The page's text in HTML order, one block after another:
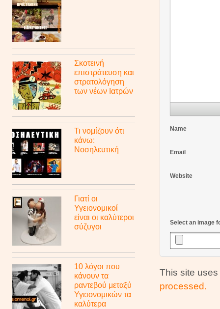
Name
Email
Website
Select an image
This site
processed.
Σκοτεινή
επιστράτευση και
στρατολόγηση
των νέων Ιατρών
Τι νομίζουν ότι
κάνω:
Νοσηλευτική
Γιατί οι
Υγειονομικοί
είναι οι καλύτεροι
σύζυγοι
10 λόγοι που
κάνουν τα
ραντεβού μεταξύ
Υγειονομικών τα
καλύτερα